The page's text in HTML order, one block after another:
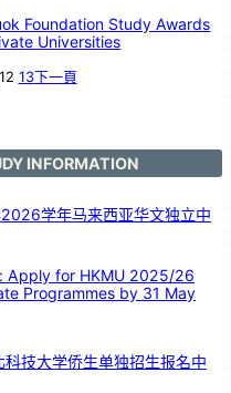
Foundation Study Awards
Universities
12 13下一頁
INFORMATION
2026学年马来西亚华文独立中
Apply for HKMU 2025/26
Programmes by 31 May
科技大学侨生单独招生报名中